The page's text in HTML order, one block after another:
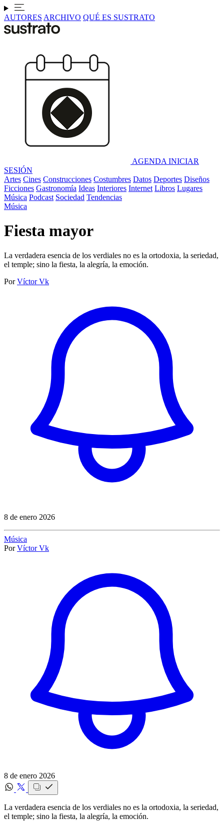
AUTORES ARCHIVO QUÉ ES SUSTRATO
AGENDA INICIAR
SESIÓN
Artes Cines Construcciones Costumbres Datos Deportes Diseños
Ficciones Gastronomía Ideas Interiores Internet Libros Lugares
Música Podcast Sociedad Tendencias
Música
Fiesta mayor
La verdadera esencia de los verdiales no es la ortodoxia, la seriedad,
el temple; sino la fiesta, la alegría, la emoción.
Por Víctor Vk
8 de enero 2026
Música
Por Víctor Vk
8 de enero 2026
La verdadera esencia de los verdiales no es la ortodoxia, la seriedad,
el temple; sino la fiesta, la alegría, la emoción.